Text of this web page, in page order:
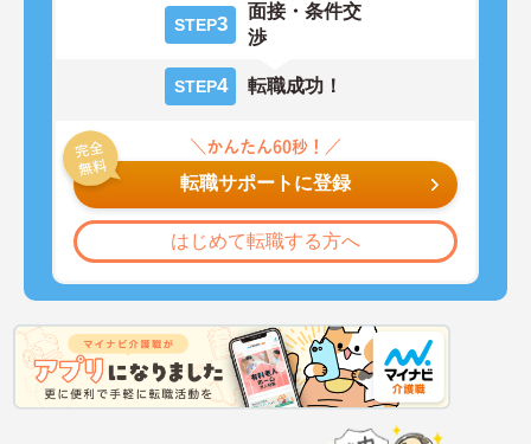
STEP3
面接・条件交
渉
STEP4 転職成功！
転職サポートに登録
はじめて転職する方へ